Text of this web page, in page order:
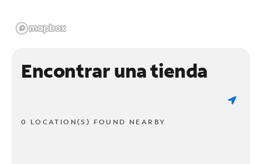
Encontrar una tienda
0 LOCATION(S) FOUND NEARBY